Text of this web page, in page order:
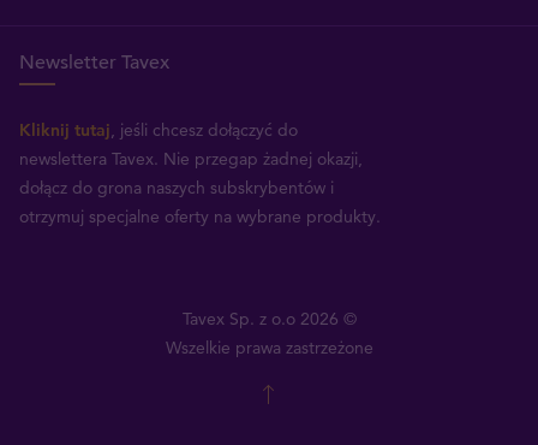
Newsletter Tavex
Kliknij tutaj, jeśli chcesz dołączyć do
newslettera Tavex. Nie przegap żadnej okazji,
dołącz do grona naszych subskrybentów i
otrzymuj specjalne oferty na wybrane produkty.
Tavex Sp. z o.o 2026 ©
Wszelkie prawa zastrzeżone